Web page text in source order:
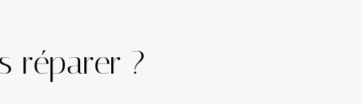
réparer ?